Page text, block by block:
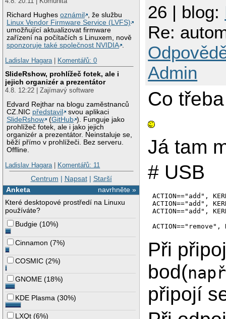
Richard Hughesoznámil
, že službu
Linux Vendor Firmware Service (LVFS)
umožňující aktualizovat firmware
zařízení na počítačích s Linuxem, nově
sponzoruje také společnost NVIDIA .
Ladislav Hagara| Komentářů: 0
SlideRshow, prohlížeč fotek, ale i
jejich organizér a prezentátor
4.8. 12:22 | Zajímavý software
Edvard Rejthar na blogu zaměstnanců
CZ.NIC představil
svou aplikaci
SlideRshow
(GitHub ). Funguje jako
prohlížeč fotek, ale i jako jejich
organizér a prezentátor. Neinstaluje se,
běží přímo v prohlížeči. Bez serveru.
Offline.
Ladislav Hagara| Komentářů: 11
Centrum | Napsat| Starší
navrhněte »
Anketa
Které desktopové prostředí na Linuxu
používáte?
Budgie (10%)
Cinnamon (7%)
COSMIC (2%)
GNOME (18%)
KDE Plasma (30%)
LXQt (6%)
26 | blog:
Re:
Admin
Co
Já tam
# USB
ACTION=="add",
ACTION=="add",
ACTION=="add",
Při
bod(
připojí